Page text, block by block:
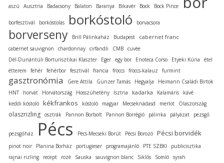
aszú Ausztria Badacsony Balaton Baranya Bikavér Bock Bock Pince
borfesztivál borkóstolás borkóstoló borvacsora
borverseny Brill Pálinkaház Budapest cabernet franc
cabernet sauvignon chardonnay cirfandli CMB cuvée
Dél-Dunántúli Borturisztikai Klaszter
Eger egy bor Enoteca Corso Etyeki Kúria
étel
étterem
fehér fehérbor fesztivál francia fröccs fröccs-kalauz furmint
gasztronómia Gere Attila Günzer Tamás Hegyalja
Heimann Családi Birtok
HNT
horvát Horvátország Hosszúhetény Isztria kadarka Kalamáris
kávé
keddi kóstoló kékfrankos kóstoló magyar Mecseknádasd merlot Olaszország
olaszrizling osztrák Pannon Borbolt Pannon Borrégió pálinka pályázat pezsgő
pezsgőház Pécs Pécs-Mecseki Borút Pécsi Borozó Pécsi borvidék
pinot noir Planina Borház portugieser programajánló PTE SZBKI
publicisztika
rajnai rizling
recept rozé Sauska sauvignon blanc Siklós Somló syrah